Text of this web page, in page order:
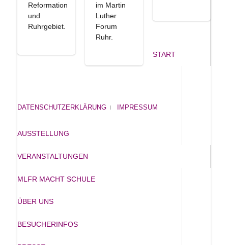
Reformation
und
Ruhrgebiet.
im Martin
Luther
Forum
Ruhr.
DATENSCHUTZERKLÄRUNG IMPRESSUM
START
AUSSTELLUNG
VERANSTALTUNGEN
MLFR MACHT SCHULE
ÜBER UNS
BESUCHERINFOS